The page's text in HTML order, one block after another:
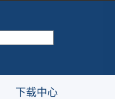
下载中心